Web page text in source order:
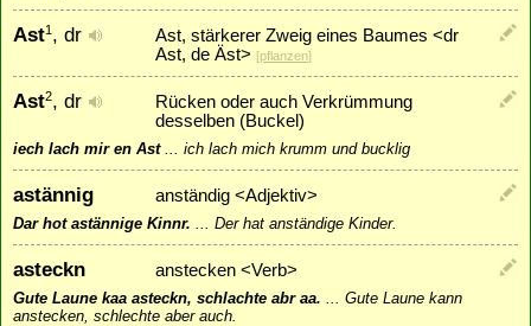
Ast1 , dr
Ast, stärkerer Zweig eines Baumes <dr
Ast, de Äst> [pflanzen]
Ast2, dr
Rücken oder auch Verkrümmung
desselben (Buckel)
iech lach mir en Ast... ich lach mich krumm und bucklig
astännig anständig <Adjektiv>
Dar hot astännige Kinnr. Der hat anständige Kinder.
asteckn anstecken <Verb>
Gute Laune kaa asteckn, schlachte abr aa.
Gute Laune kann
anstecken, schlechte aber auch.